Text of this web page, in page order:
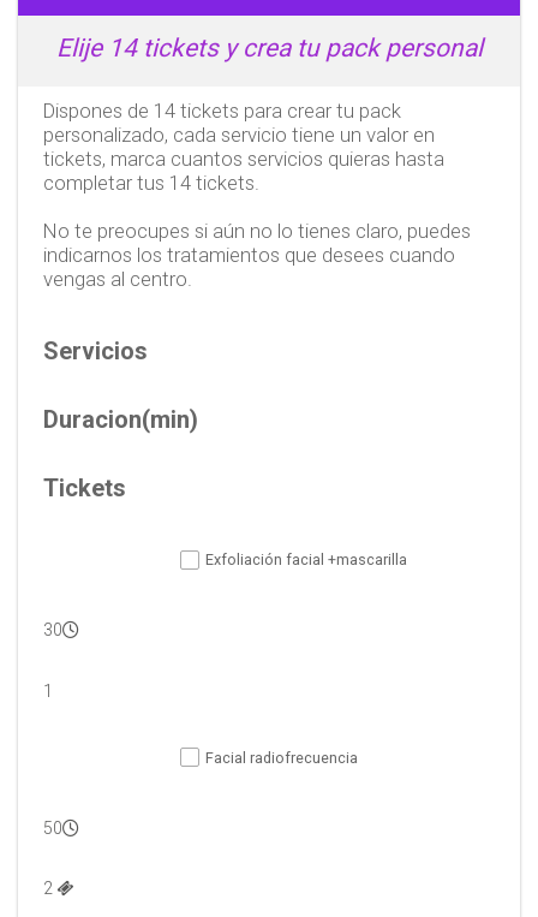
Elije 14 tickets y crea tu pack personal
Dispones de 14 tickets para crear tu pack
personalizado, cada servicio tiene un valor en
tickets, marca cuantos servicios quieras hasta
completar tus 14 tickets.
No te preocupes si aún no lo tienes claro, puedes
indicarnos los tratamientos que desees cuando
vengas al centro.
Servicios
Duracion(min)
Tickets
Exfoliación facial +mascarilla
30
1
Facial radiofrecuencia
50
2